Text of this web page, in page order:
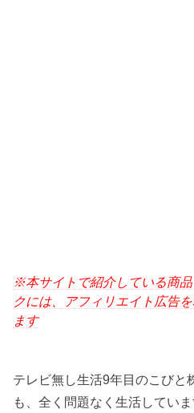
※本サイトで紹介している商
クには、アフィリエイト広告
ます
テレビ無し生活9年目のこびと
も、全く問題なく生活していま